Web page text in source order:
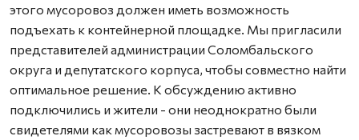
этого мусоровоз должен иметь возможность
подъехать к контейнерной площадке. Мы пригласили
представителей администрации Соломбальского
округа и депутатского корпуса, чтобы совместно найти
оптимальное решение. К обсуждению активно
подключились и жители - они неоднократно были
свидетелями как мусоровозы застревают в вязком